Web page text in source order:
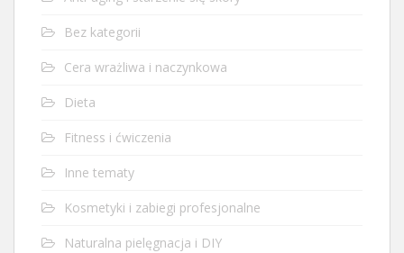
Bez kategorii
Cera wrażliwa i naczynkowa
Dieta
Fitness i ćwiczenia
Inne tematy
Kosmetyki i zabiegi profesjonalne
Naturalna pielęgnacja i DIY